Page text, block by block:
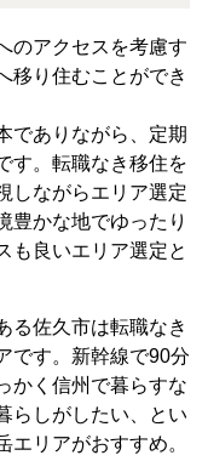
のアクセスを考慮す
移り住むことができ
でありながら、定期
す。転職なき移住を
しながらエリア選定
豊かな地でゆったり
も良いエリア選定と
る佐久市は転職なき
です。新幹線で90分
かく信州で暮らすな
らしがしたい、とい
エリアがおすすめ。